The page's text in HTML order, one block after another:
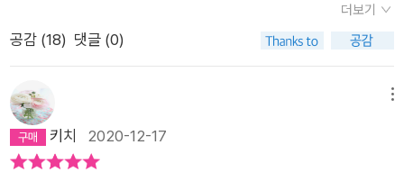
니다. 과거의 여행이니 스마트폰이 없던 시절이었고 그래서 작가
의 여행은 우연과의 마주침이었습니다. 공중전화로 호텔을 예약
기기도 하던 그 모든 에피소드가 낭만적으로 느껴지네요.또한 작
가는 시칠리아를 이야기하면서 수많은 콘텍스트를 이야기합니
다. 영화 '대부', 미야자키 하야오, 살만 루슈디, 그리고 시칠리아
더보기
공감 (18) 댓글 (0)
키치 2020-12-17